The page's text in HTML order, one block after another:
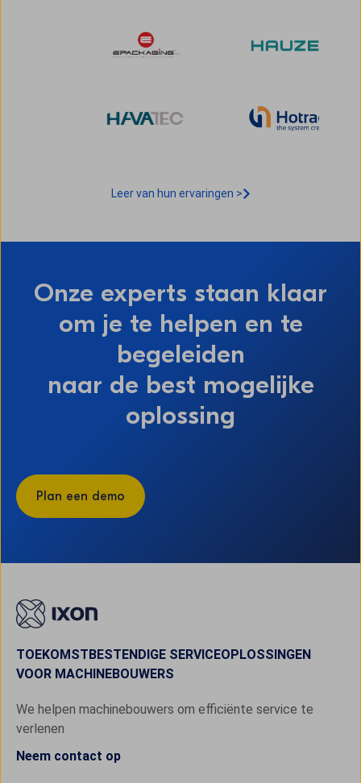
Leer van hun ervaringen >
Onze experts staan klaar
om je te helpen en te
begeleiden
naar de best mogelijke
oplossing
Plan een demo
TOEKOMSTBESTENDIGE SERVICEOPLOSSINGEN
VOOR MACHINEBOUWERS
We helpen machinebouwers om efficiënte service te
verlenen
Neem contact op